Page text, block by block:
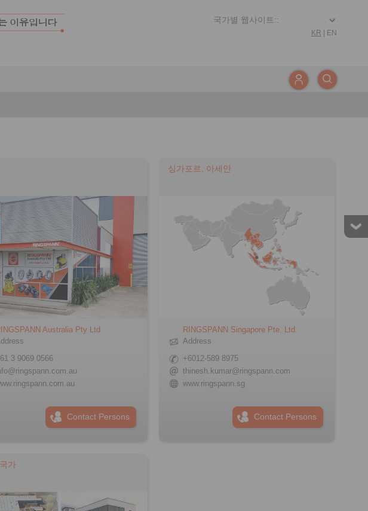
KR EN
Australia Pty Ltd
3 9069 0566
Contact Persons
싱가포르, 아세안
RINGSPANN Singapore Pte. Ltd.
Address
+6012-589 8975
thinesh.kumar@ringspann.com
www.ringspann.sg
Contact Persons
가